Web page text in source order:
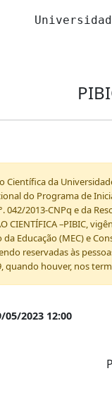
Científica da
do Programa de
2013-CNPq e da
CIENTÍFICA –PIBIC,
Educação (MEC) e
reservadas às
quando houver, nos
05/2023 12:00